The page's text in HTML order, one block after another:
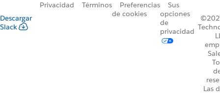
Descargar
Slack
Privacidad Términos
Preferencias
de cookies
Sus
opciones
de
privacidad
Las